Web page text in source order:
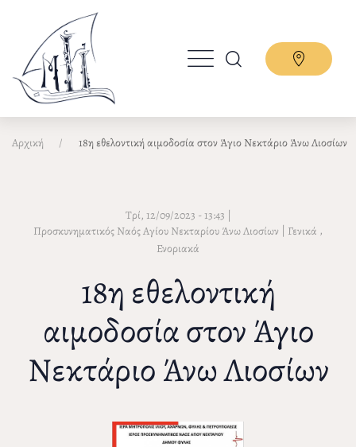
κυρίως
περιεχόμενο
Αρχική 18η εθελοντική αιμοδοσία στον Άγιο Νεκτάριο Άνω Λιοσίων
Τρί, 12/09/2023 - 13:43 |
Προσκυνηματικός Ναός Αγίου Νεκταρίου Άνω Λιοσίων | Γενικά ,
Ενοριακά
18η εθελοντική
αιμοδοσία στον Άγιο
Νεκτάριο Άνω Λιοσίων